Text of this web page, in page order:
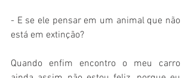
- E se ele pensar em um animal que não
está em extinção?
Quando enfim encontro o meu carro